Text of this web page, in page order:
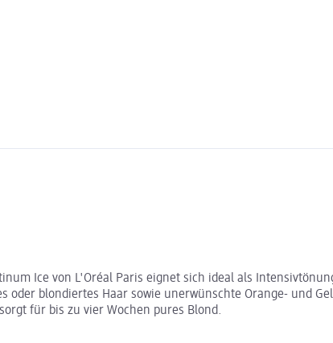
Ice von L'Oréal Paris eignet sich ideal als
oder blondiertes Haar sowie unerwünschte Orange- und
für bis zu vier Wochen pures Blond.